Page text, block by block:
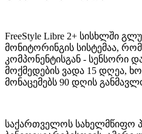
FreeStyle Libre 2+ სისხლში
მონიტორინგის სისტემაა,
კომპონენტისგან - სენსორი
მოქმედების ვადა 15 დღეა,
მონაცემებს 90 დღის
საქართველოს სახელმწიფო